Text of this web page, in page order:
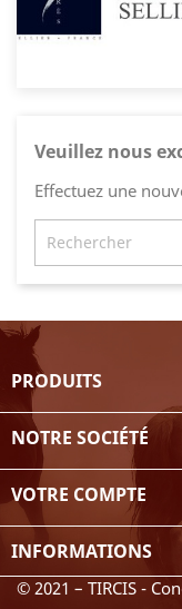
Veuillez nous
Effectuez une
PRODUITS
NOTRE SOCIÉTÉ
VOTRE COMPTE
INFORMATIONS
© 2021 – TIRCIS -